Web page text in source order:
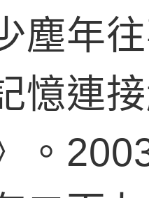
塵年
憶連
。